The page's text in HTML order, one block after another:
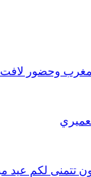
وحضور
تتمنى لكم عيد